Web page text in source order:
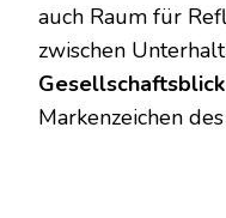
auch Raum für
zwischen
Gesellschaftsblick
Markenzeichen